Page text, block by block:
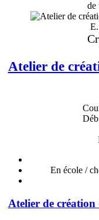
de
Atelier de
En école /
Atelier de création